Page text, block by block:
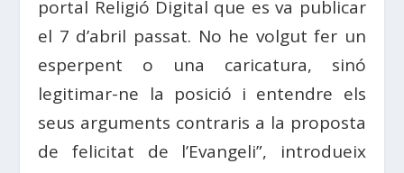
portal Religió Digital que es va publicar
el 7 d’abril passat. No he volgut fer un
esperpent o una caricatura, sinó
legitimar-ne la posició i entendre els
seus arguments contraris a la proposta
de felicitat de l’Evangeli”, introdueix